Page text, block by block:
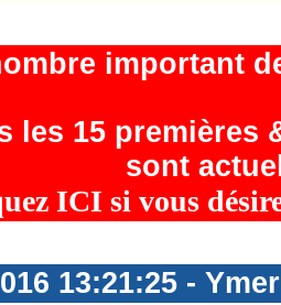
important
les 15 premières
sont
ICI si vous
13:21:25 -